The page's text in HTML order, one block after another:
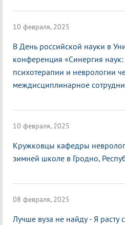
10 февраля, 2025
В День российской науки в
конференция «Синергия
психотерапии и неврологии
междисциплинарное
10 февраля, 2025
Кружковцы кафедры
зимней школе в Гродно,
08 февраля, 2025
Лучше вуза не найду - Я расту